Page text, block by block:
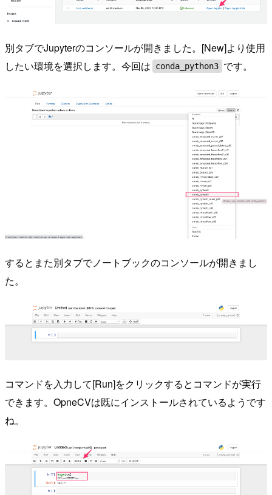
別タブでJupyterのコンソールが開きました。[New]より使用
したい環境を選択します。今回は
conda_python3 です。
するとまた別タブでノートブックのコンソールが開きまし
た。
コマンドを入力して[Run]をクリックするとコマンドが実行
できます。OpneCVは既にインストールされているようです
ね。